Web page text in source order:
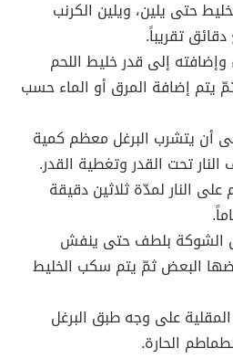
حتى يلين، ويلين الكرنب
تقريباً.
إلى قدر خليط اللحم
ثمّ يتم إضافة المرق أو الماء حسب
أن يتشرب البرغل معظم كمية
تحت القدر وتغطية القدر.
على النار لمدّة ثلاثين دقيقة
الشوكة بلطف حتى ينفش
البعض ثمّ يتم سكب الخليط
على وجه طبق البرغل
الحارة.